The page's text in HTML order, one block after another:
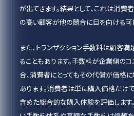
が出てきます。結果として、これは消費
の高い顧客が他の競合に目を向ける可
また、トランザクション手数料は顧客
ることもあります。手数料が企業側の
合、消費者にとってもその代償が価格
あります。消費者は単に購入価格だけ
含めた総合的な購入体験を評価します